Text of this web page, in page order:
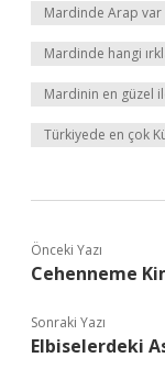
Mardinde Arap var
Mardinde hangi
Mardinin en güzel
Türkiyede en çok
Önceki Yazı
Cehenneme
Sonraki Yazı
Elbiselerdeki